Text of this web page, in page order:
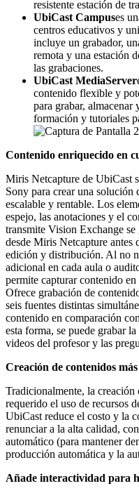
resistente estación de
UbiCast Campuses
centros educativos y
incluye un grabador,
remota y una estación
las grabaciones.
UbiCast MediaServer
contenido flexible y
para grabar, almacenar
formación y tutoriales
Contenido enriquecido en
Miris Netcapture de UbiCast
Sony para crear una solución
escalable y rentable. Los
espejo, las anotaciones y el
transmite Vision Exchange
desde Miris Netcapture antes
edición y distribución. Al no
adicional en cada aula o
permite capturar contenido
Ofrece grabación de
seis fuentes distintas
contenido en comparación
esta forma, se puede grabar
videos del profesor y las
Creación de contenidos má
Tradicionalmente, la
requerido el uso de recursos
UbiCast reduce el costo y la
renunciar a la alta calidad,
automático (para mantener
producción automática y la
Añade interactividad para